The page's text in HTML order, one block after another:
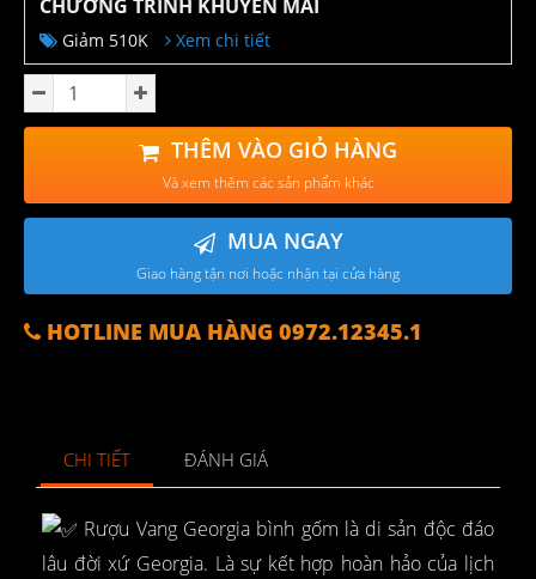
CHƯƠNG TRÌNH KHUYẾN MÃI
Giảm 510K Xem chi tiết
THÊM VÀO GIỎ HÀNG
Và xem thêm các sản phẩm khác
MUA NGAY
Giao hàng tận nơi hoặc nhận tại cửa hàng
HOTLINE MUA HÀNG 0972.12345.1
CHI TIẾT ĐÁNH GIÁ
Rượu Vang Georgia bình gốm là di sản độc đáo
lâu đời xứ Georgia. Là sự kết hợp hoàn hảo của lịch